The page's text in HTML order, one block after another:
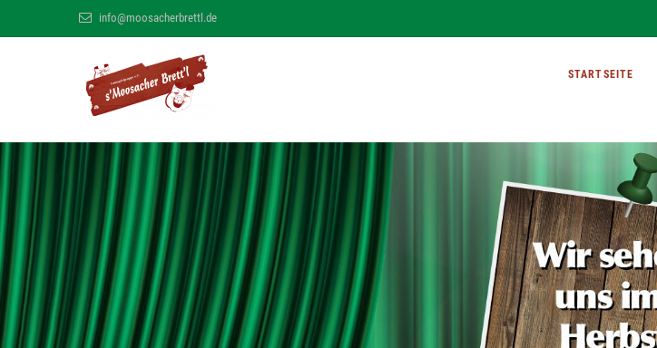
info@moosacherbrettl.de
MÜNCHNER MUNDART THEATER
STARTSEITE